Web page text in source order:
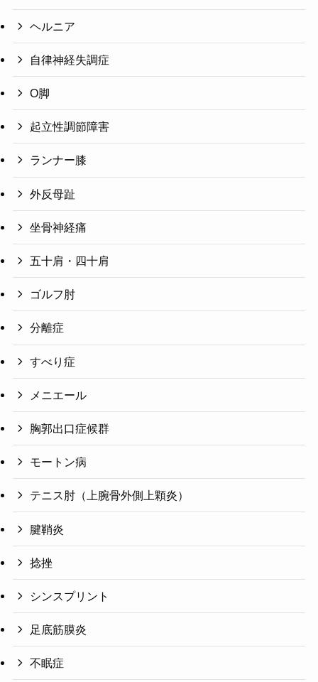
ヘルニア
自律神経失調症
O脚
起立性調節障害
ランナー膝
外反母趾
坐骨神経痛
五十肩・四十肩
ゴルフ肘
分離症
すべり症
メニエール
胸郭出口症候群
モートン病
テニス肘（上腕骨外側上顆炎）
腱鞘炎
捻挫
シンスプリント
足底筋膜炎
不眠症